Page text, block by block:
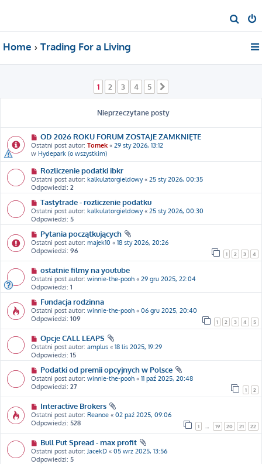
z
Home Trading For a Living
1 2 3 4 5
Nieprzeczytane posty
OD 2026 ROKU FORUM ZOSTAJE ZAMKNIĘTE
Ostatni post autor: Tomek « 29 sty 2026, 13:12
w Hydepark (o wszystkim)
Rozliczenie podatki ibkr
Ostatni post autor: kalkulatorgieldowy« 25 sty 2026, 00:35
Odpowiedzi: 2
Tastytrade - rozliczenie podatku
Ostatni post autor: kalkulatorgieldowy« 25 sty 2026, 00:30
Odpowiedzi: 5
Pytania początkujących
Ostatni post autor: majek10 « 18 sty 2026, 20:26
Odpowiedzi: 96 1 2 3 4
ostatnie filmy na youtube
Ostatni post autor: winnie-the-pooh « 29 gru 2025, 22:04
Odpowiedzi: 1
Fundacja rodzinna
Ostatni post autor: winnie-the-pooh « 06 gru 2025, 20:40
Odpowiedzi: 109 1 2 3 4 5
Opcje CALL LEAPS
Ostatni post autor: amplus « 18 lis 2025, 19:29
Odpowiedzi: 15
Podatki od premii opcyjnych w Polsce
Ostatni post autor: winnie-the-pooh « 11 paź 2025, 20:48
Odpowiedzi: 27 1 2
Interactive Brokers
Ostatni post autor: Reanoe « 02 paź 2025, 09:06
Odpowiedzi: 528 1 19 20 21 22
Bull Put Spread - max profit
Ostatni post autor: JacekD « 05 wrz 2025, 13:56
Odpowiedzi: 5